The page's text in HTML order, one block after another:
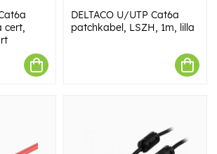
cert,
DELTACO U/UTP Cat6a
patchkabel, LSZH, 1m, lilla